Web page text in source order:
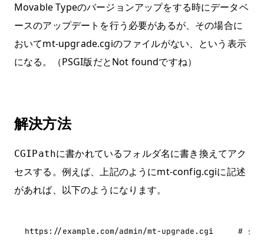
Movable Typeのバージョンアップをする時にデータベ
ースのアップデートを行う必要があるが、その場合に
おいてmt-upgrade.cgiのファイルがない、という表示
になる。（PSGI版だとNot foundですね）
解決方法
CGIPathに書かれているフォルダ名に書き換えてアク
セスする。例えば、上記のようにmt-config.cgiに記述
があれば、以下のようになります。
https://example.com/admin/mt-upgrade.cgi 　　 # システ